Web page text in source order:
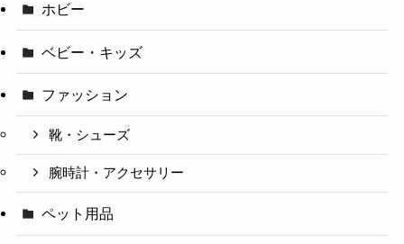
ホビー
ベビー・キッズ
ファッション
靴・シューズ
腕時計・アクセサリー
ペット用品